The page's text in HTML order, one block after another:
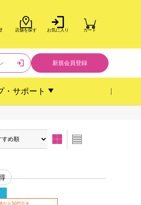
店舗を探す お気に入り カート
新規会員登録
・サポート
から50円引き